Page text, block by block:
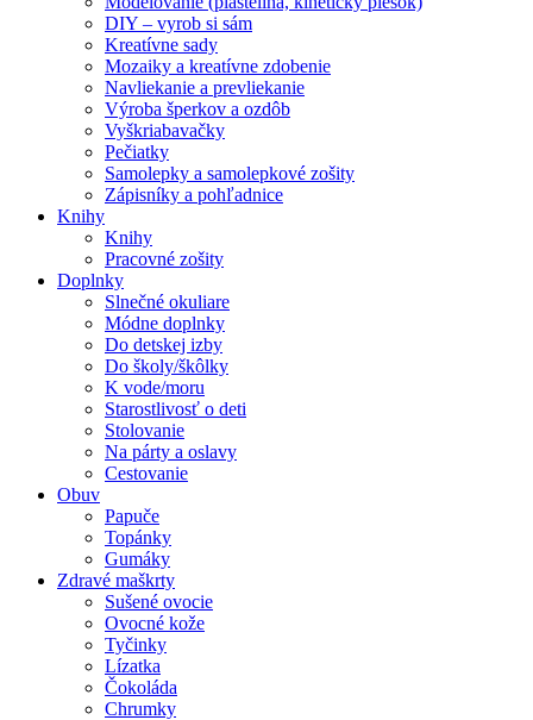
DIY – vyrob si sám
Kreatívne sady
Mozaiky a kreatívne zdobenie
Navliekanie a prevliekanie
Výroba šperkov a ozdôb
Vyškriabavačky
Pečiatky
Samolepky a samolepkové zošity
Zápisníky a pohľadnice
Knihy
Knihy
Pracovné zošity
Doplnky
Slnečné okuliare
Módne doplnky
Do detskej izby
Do školy/škôlky
K vode/moru
Starostlivosť o deti
Stolovanie
Na párty a oslavy
Cestovanie
Obuv
Papuče
Topánky
Gumáky
Zdravé maškrty
Sušené ovocie
Ovocné kože
Tyčinky
Lízatka
Čokoláda
Chrumky